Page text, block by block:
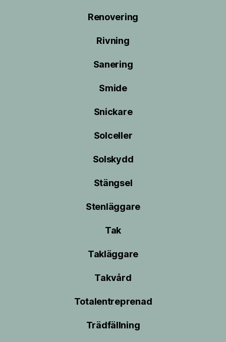
Renovering
Rivning
Sanering
Smide
Snickare
Solceller
Solskydd
Stängsel
Stenläggare
Tak
Takläggare
Takvård
Totalentreprenad
Trädfällning